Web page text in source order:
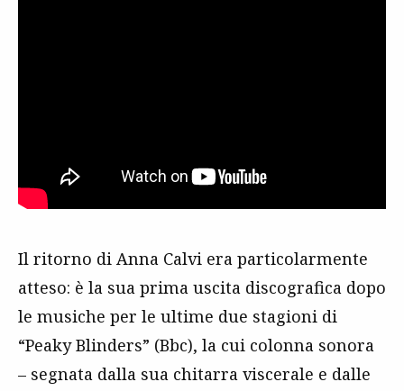
Il ritorno di Anna Calvi era particolarmente
atteso: è la sua prima uscita discografica dopo
le musiche per le ultime due stagioni di
“Peaky Blinders” (Bbc), la cui colonna sonora
– segnata dalla sua chitarra viscerale e dalle